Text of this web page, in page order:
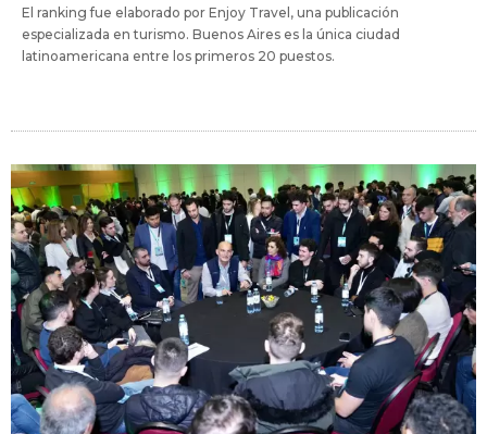
El ranking fue elaborado por Enjoy Travel, una publicación
especializada en turismo. Buenos Aires es la única ciudad
latinoamericana entre los primeros 20 puestos.